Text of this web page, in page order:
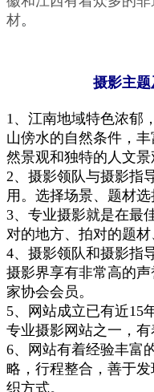
材。
摄影主
1、 江南地域特色浓郁
山傍水的自然条件，
然景观和独特的人文景
2、 摄影领队与摄影指
用。 选择场景、题材选
3、 专业摄影就是在最
对的地方、 拍对的题材
4、 摄影领队和摄影指
摄影界享有非常高的
家协会会员。
5、
网站成立已有近15
专业摄影 网站之一，
6、
网站有着经验丰富
略 ， 行程整合 ， 善于发
织方式。